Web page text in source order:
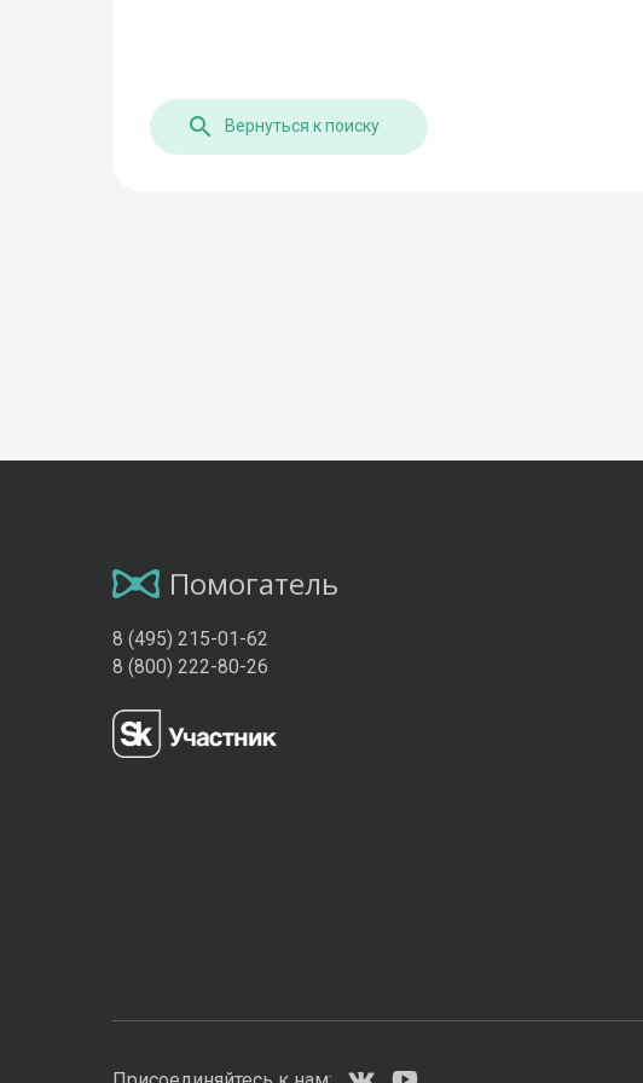
Вернуться к поиску
Помогатель
8 (495) 215-01-62
8 (800) 222-80-26